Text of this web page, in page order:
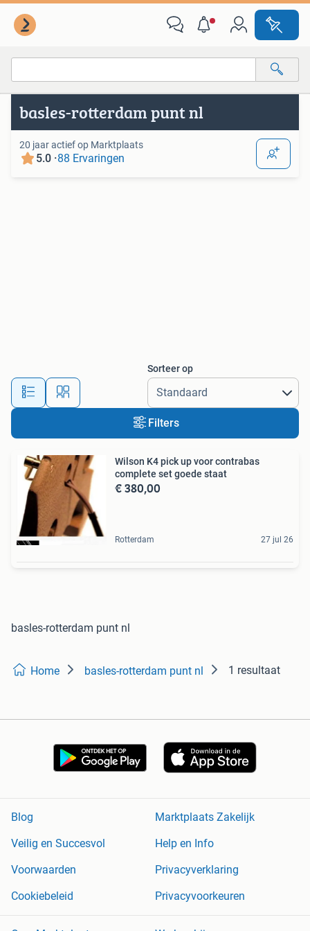
Alle afstanden…
Van deze adverteerder
basles-rotterdam punt nl
20 jaar actief op Marktplaats
5.0 ·88 Ervaringen
Sorteer op
Filters
Wilson K4 pick up voor contrabas
complete set goede staat
€ 380,00
Rotterdam 27 jul 26
basles-rotterdam punt nl
Home basles-rotterdam punt nl 1 resultaat
Blog
Marktplaats Zakelijk
Veilig en Succesvol
Help en Info
Voorwaarden
Privacyverklaring
Cookiebeleid
Privacyvoorkeuren